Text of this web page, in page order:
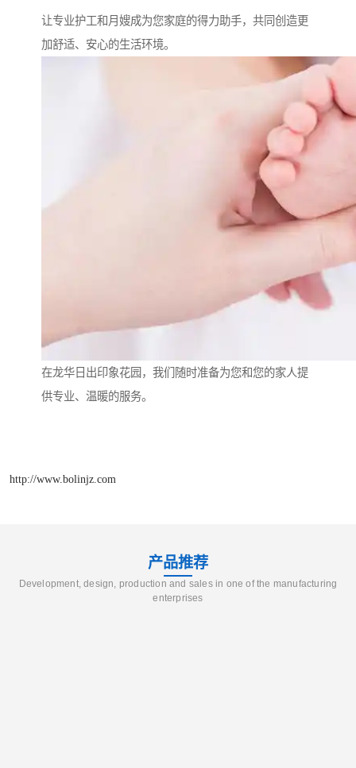
让专业护工和月嫂成为您家庭的得力助手，共同创造更
加舒适、安心的生活环境。
在龙华日出印象花园，我们随时准备为您和您的家人提
供专业、温暖的服务。
http://www.bolinjz.com
产品推荐
Development, design, production and sales in one of the manufacturing
enterprises